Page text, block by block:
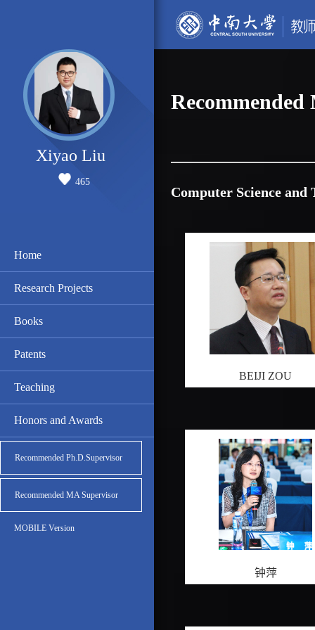
Xiyao Liu
465
Home
Research Projects
Books
Patents
Teaching
Honors and Awards
Recommended Ph.D.Supervisor
Recommended MA Supervisor
MOBILE Version
Computer Science and
BEIJI ZOU
钟萍